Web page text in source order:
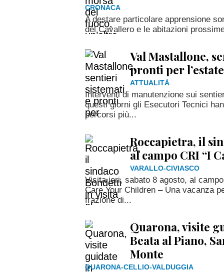
CRONACA
A destare particolare apprensione
del Cavallero e le abitazioni
Val Mastallone,
pronti per l’estate
ATTUALITÀ
Interventi di manutenzione sui
questi giorni gli Esecutori Tecnici
percorsi più...
Roccapietra, il
al campo CRI “I
VARALLO-CIVIASCO
Visita ieri, sabato 8 agosto, al
Care Your Children – Una vacanza
frazione di...
Quarona, visite
Beata al Piano,
Monte
QUARONA-CELLIO-VALDUGGIA